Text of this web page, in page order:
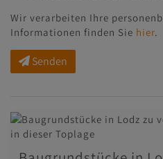
Wir verarbeiten Ihre
Informationen finden Sie hier.
Senden